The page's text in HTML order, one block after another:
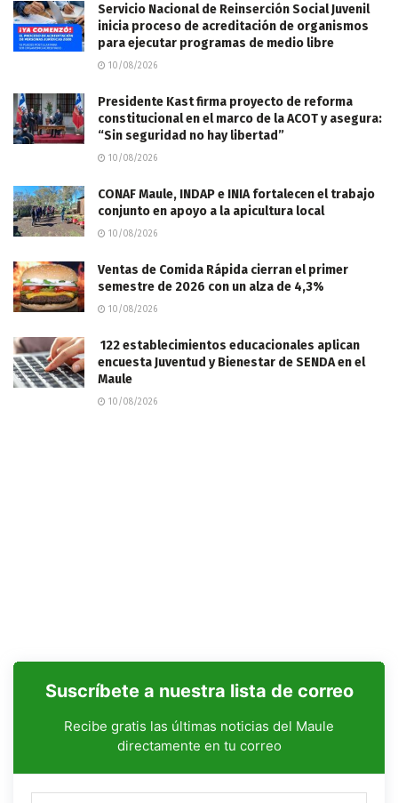
Servicio Nacional de Reinserción Social Juvenil
inicia proceso de acreditación de organismos
para ejecutar programas de medio libre
10/08/2026
Presidente Kast firma proyecto de reforma
constitucional en el marco de la ACOT y asegura:
“Sin seguridad no hay libertad”
10/08/2026
CONAF Maule, INDAP e INIA fortalecen el trabajo
conjunto en apoyo a la apicultura local
10/08/2026
Ventas de Comida Rápida cierran el primer
semestre de 2026 con un alza de 4,3%
10/08/2026
122 establecimientos educacionales aplican
encuesta Juventud y Bienestar de SENDA en el
Maule
10/08/2026
Suscríbete a nuestra lista de correo
Recibe gratis las últimas noticias del Maule
directamente en tu correo